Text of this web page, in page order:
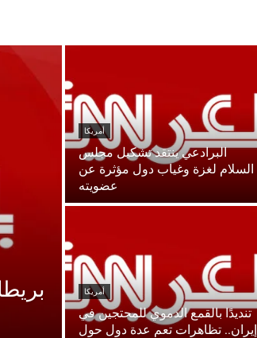
أمريكا
البرادعي ينتقد تشكيل مجلس
السلام لغزة وغياب دول مؤثرة عن
عضويته
أمريكا
تنديدًا بالقمع الدموي للمحتجين في
إيران.. تظاهرات تعم عدة دول حول